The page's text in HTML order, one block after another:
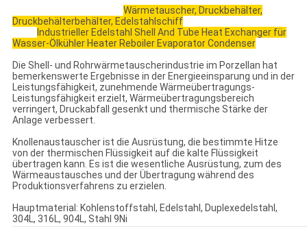
Wärmetauscher, Druckbehälter,
Druckbehälterbehälter, Edelstahlschiff
Industrieller Edelstahl Shell And Tube Heat Exchanger für
Wasser-Ölkühler Heater Reboiler Evaporator Condenser
Die Shell- und Rohrwärmetauscherindustrie im Porzellan hat
bemerkenswerte Ergebnisse in der Energieeinsparung und in der
Leistungsfähigkeit, zunehmende Wärmeübertragungs-
Leistungsfähigkeit erzielt, Wärmeübertragungsbereich
verringert, Druckabfall gesenkt und thermische Stärke der
Anlage verbessert.
Knollenaustauscher ist die Ausrüstung, die bestimmte Hitze
von der thermischen Flüssigkeit auf die kalte Flüssigkeit
übertragen kann. Es ist die wesentliche Ausrüstung, zum des
Wärmeaustausches und der Übertragung während des
Produktionsverfahrens zu erzielen.
Hauptmaterial: Kohlenstoffstahl, Edelstahl, Duplexedelstahl,
304L, 316L, 904L, Stahl 9Ni